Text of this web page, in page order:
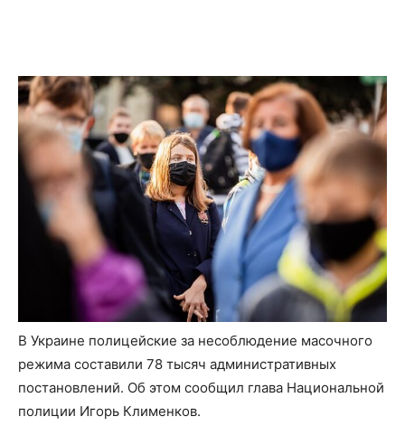
В Украине полицейские за несоблюдение масочного
режима составили 78 тысяч административных
постановлений. Об этом сообщил глава Национальной
полиции Игорь Клименков.